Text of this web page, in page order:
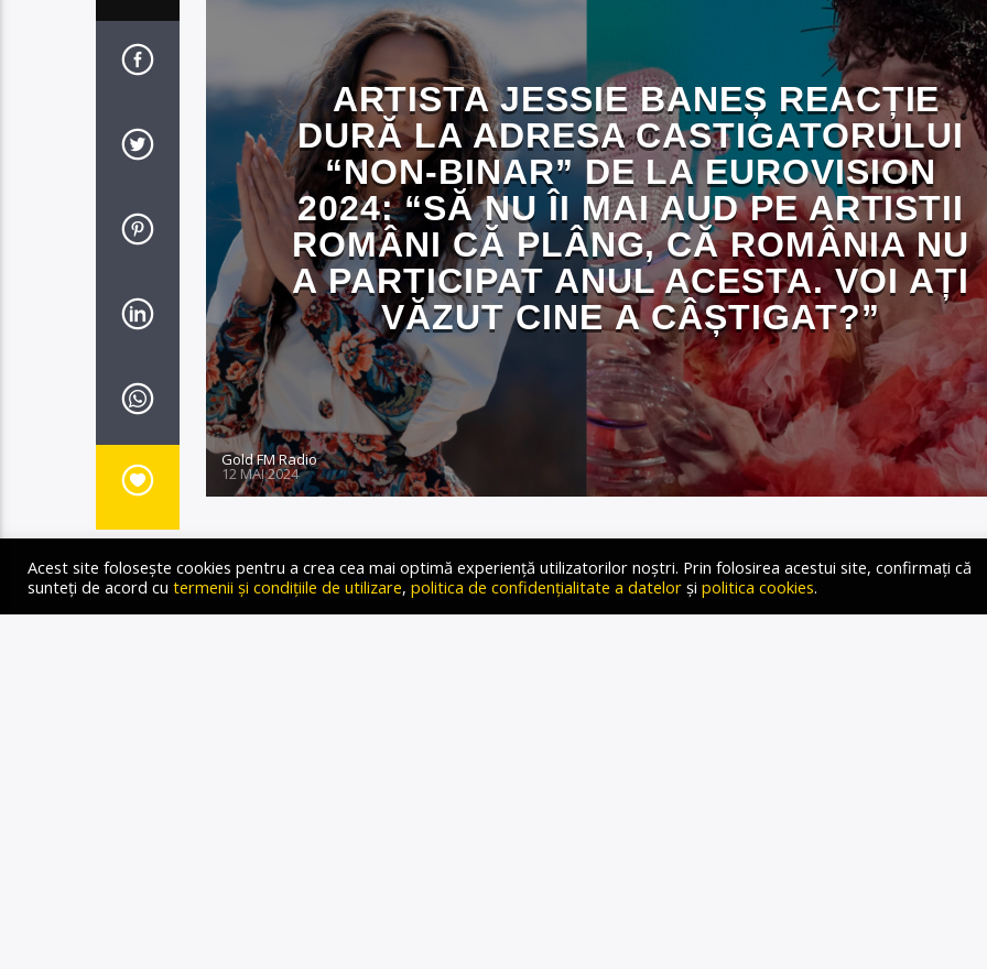
ARTISTA JESSIE BANEȘ REACȚIE
DURĂ LA ADRESA CASTIGATORULUI
“NON-BINAR” DE LA EUROVISION
2024: “SĂ NU ÎI MAI AUD PE ARTISTII
ROMÂNI CĂ PLÂNG, CĂ ROMÂNIA NU
A PARTICIPAT ANUL ACESTA. VOI AȚI
VĂZUT CINE A CÂȘTIGAT?”
Gold FM Radio
12 MAI 2024
În acest weekend a avut loc finala concursului muzical Eurovision 2024, găzduit anul
Acest site folosește cookies pentru a crea cea mai optimă experiență utilizatorilor noștri. Prin folosirea acestui site, confirmați că
sunteți de acord cu termenii și condițiile de utilizare, politica de confidențialitate a datelor și politica cookies.